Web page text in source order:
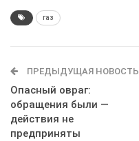
газ
ПРЕДЫДУЩАЯ НОВОСТЬ
Опасный овраг:
обращения были —
действия не
предприняты